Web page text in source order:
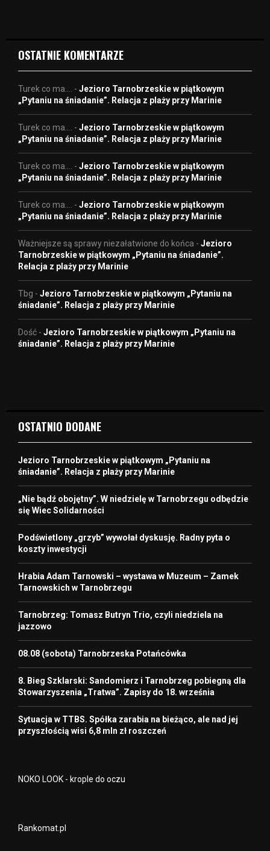
OSTATNIE KOMENTARZE
Turek co ma.... - Jezioro Tarnobrzeskie w piątkowym
„Pytaniu na śniadanie”. Relacja z plaży przy Marinie
Turek co ma.... - Jezioro Tarnobrzeskie w piątkowym
„Pytaniu na śniadanie”. Relacja z plaży przy Marinie
Turek co ma.... - Jezioro Tarnobrzeskie w piątkowym
„Pytaniu na śniadanie”. Relacja z plaży przy Marinie
Turek co ma.... - Jezioro Tarnobrzeskie w piątkowym
„Pytaniu na śniadanie”. Relacja z plaży przy Marinie
Ważniejsze są sprawy niezałatwione do końca - Jezioro
Tarnobrzeskie w piątkowym „Pytaniu na śniadanie”.
Relacja z plaży przy Marinie
Tbg - Jezioro Tarnobrzeskie w piątkowym „Pytaniu na
śniadanie”. Relacja z plaży przy Marinie
Dość - Jezioro Tarnobrzeskie w piątkowym „Pytaniu na
śniadanie”. Relacja z plaży przy Marinie
OSTATNIO DODANE
Jezioro Tarnobrzeskie w piątkowym „Pytaniu na
śniadanie”. Relacja z plaży przy Marinie
„Nie bądź obojętny”. W niedzielę w Tarnobrzegu odbędzie
się Wiec Solidarności
Podświetlony „grzyb” wywołał dyskusję. Radny pyta o
koszty inwestycji
Hrabia Adam Tarnowski – wystawa w Muzeum – Zamek
Tarnowskich w Tarnobrzegu
Tarnobrzeg: Tomasz Butryn Trio, czyli niedziela na
jazzowo
08.08 (sobota) Tarnobrzeska Potańcówka
8. Bieg Szklarski: Sandomierz i Tarnobrzeg pobiegną dla
Stowarzyszenia „Tratwa”. Zapisy do 18. września
Sytuacja w TTBS. Spółka zarabia na bieżąco, ale nad jej
przyszłością wisi 6,8 mln zł roszczeń
NOKO LOOK - krople do oczu
Rankomat.pl